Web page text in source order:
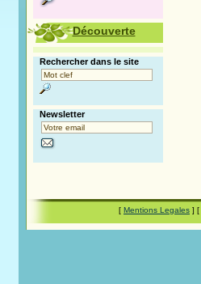
Découverte
Rechercher dans le site
Newsletter
[ Mentions Legales ] [